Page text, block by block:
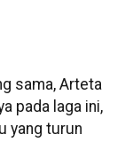
sama, Arteta
pada laga ini,
yang turun